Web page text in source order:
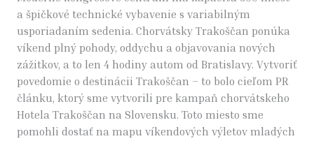
a špičkové technické vybavenie s variabilným
usporiadaním sedenia. Chorvátsky Trakoščan ponúka
víkend plný pohody, oddychu a objavovania nových
zážitkov, a to len 4 hodiny autom od Bratislavy. Vytvoriť
povedomie o destinácii Trakoščan – to bolo cieľom PR
článku, ktorý sme vytvorili pre kampaň chorvátskeho
Hotela Trakoščan na Slovensku. Toto miesto sme
pomohli dostať na mapu víkendových výletov mladých